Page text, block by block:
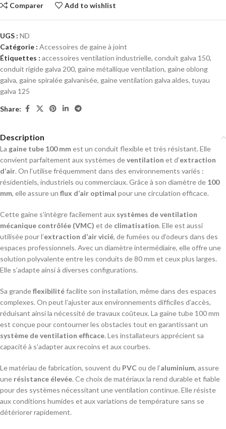
Comparer Add to wishlist
UGS : ND
Catégorie : Accessoires de gaine à joint
Étiquettes : accessoires ventilation industrielle, conduit galva 150,
conduit rigide galva 200, gaine métallique ventilation, gaine oblong
galva, gaine spiralée galvanisée, gaine ventilation galva aldes, tuyau
galva 125
Share:
Description
La gaine tube 100 mmest un conduit flexible et très résistant. Elle
convient parfaitement aux systèmes deventilation et d’extraction
d’air. On l’utilise fréquemment dans des environnements variés :
résidentiels, industriels ou commerciaux. Grâce à son diamètre de 100
mm, elle assure un flux d’air optimal pour une circulation efficace.
Cette gaine s’intègre facilement aux systèmes de ventilation
mécanique contrôlée (VMC) et de climatisation. Elle est aussi
utilisée pour l’extraction d’air vicié, de fumées ou d’odeurs dans des
espaces professionnels. Avec un diamètre intermédiaire, elle offre une
solution polyvalente entre les conduits de 80 mm et ceux plus larges.
Elle s’adapte ainsi à diverses configurations.
Sa grandeflexibilitéfacilite son installation, même dans des espaces
complexes. On peut l’ajuster aux environnements difficiles d’accès,
réduisant ainsi la nécessité de travaux coûteux. La gaine tube 100 mm
est conçue pour contourner les obstacles tout en garantissant un
système de ventilation efficace. Les installateurs apprécient sa
capacité à s’adapter aux recoins et aux courbes.
Le matériau de fabrication, souvent du PVC ou de l’aluminium, assure
une résistance élevée. Ce choix de matériaux la rend durable et fiable
pour des systèmes nécessitant une ventilation continue. Elle résiste
aux conditions humides et aux variations de température sans se
détériorer rapidement.